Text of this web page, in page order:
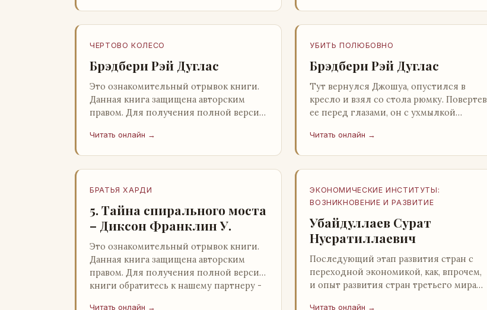
ЧЕРТОВО КОЛЕСО
Брэдбери Рэй Дуглас
Это ознакомительный отрывок книги.
Данная книга защищена авторским
правом. Для получения полной версии
распространителю легального ко…
Читать онлайн →
УБИТЬ ПОЛЮБОВНО
Брэдбери Рэй Дуглас
Тут вернулся Джошуа, опустился в
кресло и взял со стола рюмку. Повертев
ее перед глазами, он с ухмылкой
о чем? - с невинным видом с…
Читать онлайн →
БРАТЬЯ ХАРДИ
5. Тайна спирального моста
– Диксон Франклин У.
Это ознакомительный отрывок книги.
Данная книга защищена авторским
правом. Для получения полной версии
книги обратитесь к нашему партнеру -
Читать онлайн →
ЭКОНОМИЧЕСКИЕ ИНСТИТУТЫ:
ВОЗНИКНОВЕНИЕ И РАЗВИТИЕ
Убайдуллаев Сурат
Нусратиллаевич
Последующий этап развития стран с
переходной экономикой, как, впрочем,
и опыт развития стран третьего мира
Читать онлайн →